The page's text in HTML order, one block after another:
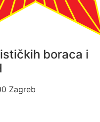
boraca i
Zagreb